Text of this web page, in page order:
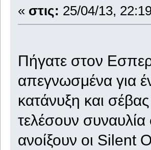
« στις: 25/04/13,
Πήγατε στον
απεγνωσμένα για
κατάνυξη και
τελέσουν
ανοίξουν οι Silent